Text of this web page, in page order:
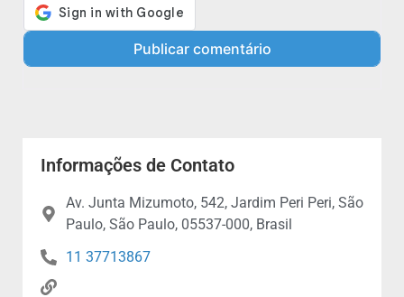
Informações de Contato
Av. Junta Mizumoto, 542, Jardim Peri Peri, São
Paulo, São Paulo, 05537-000, Brasil
11 37713867